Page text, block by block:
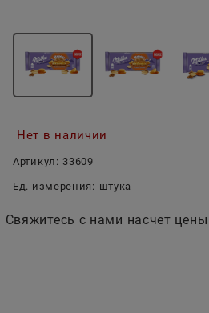
Нет в наличии
Артикул: 33609
Ед. измерения: штука
Свяжитесь с нами насчет цены